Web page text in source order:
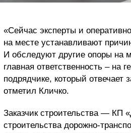
«Сейчас эксперты и
на месте устанавливают
И обследуют другие опоры на
главная ответственность – на
подрядчике, который отвечает
отметил Кличко.
Заказчик строительства — КП
строительства дорожно-